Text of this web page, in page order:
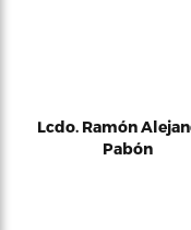
Lcdo. Ramón
Pabón